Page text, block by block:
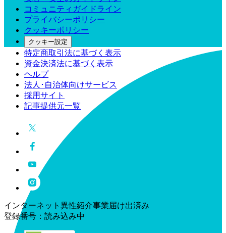
コミュニティガイドライン
プライバシーポリシー
クッキーポリシー
クッキー設定
特定商取引法に基づく表示
資金決済法に基づく表示
ヘルプ
法人･自治体向けサービス
採用サイト
記事提供元一覧
インターネット異性紹介事業届け出済み
登録番号： 読み込み中